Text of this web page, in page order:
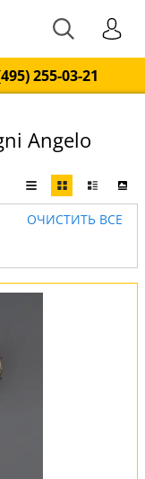
255-03-21
Angelo
ОЧИСТИТЬ ВСЕ